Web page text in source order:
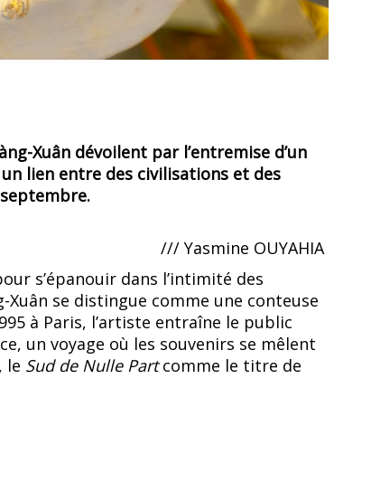
Xuân dévoilent par l’entremise d’un
lien entre des civilisations et des
/// Yasmine OUYAHIA
s’épanouir dans l’intimité des
se distingue comme une conteuse
à Paris, l’artiste entraîne le public
un voyage où les souvenirs se mêlent
le Sud de Nulle Partcomme le titre de